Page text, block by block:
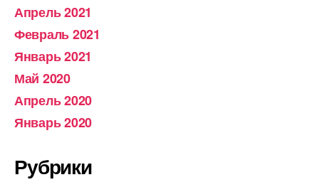
Апрель 2021
Февраль 2021
Январь 2021
Май 2020
Апрель 2020
Январь 2020
Рубрики